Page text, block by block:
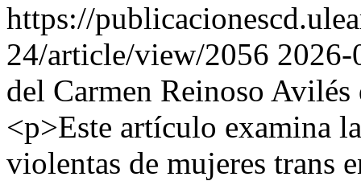
https://
24/article/view/2056
del Carmen Reinoso Avilés
<p>Este artículo examina
violentas de mujeres trans